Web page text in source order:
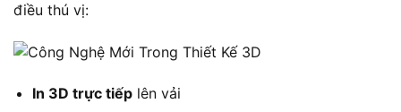
điều thú vị:
In 3D trực tiếplên vải